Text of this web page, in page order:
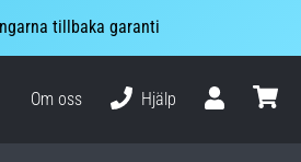
tillbaka garanti
Om oss
Hjälp